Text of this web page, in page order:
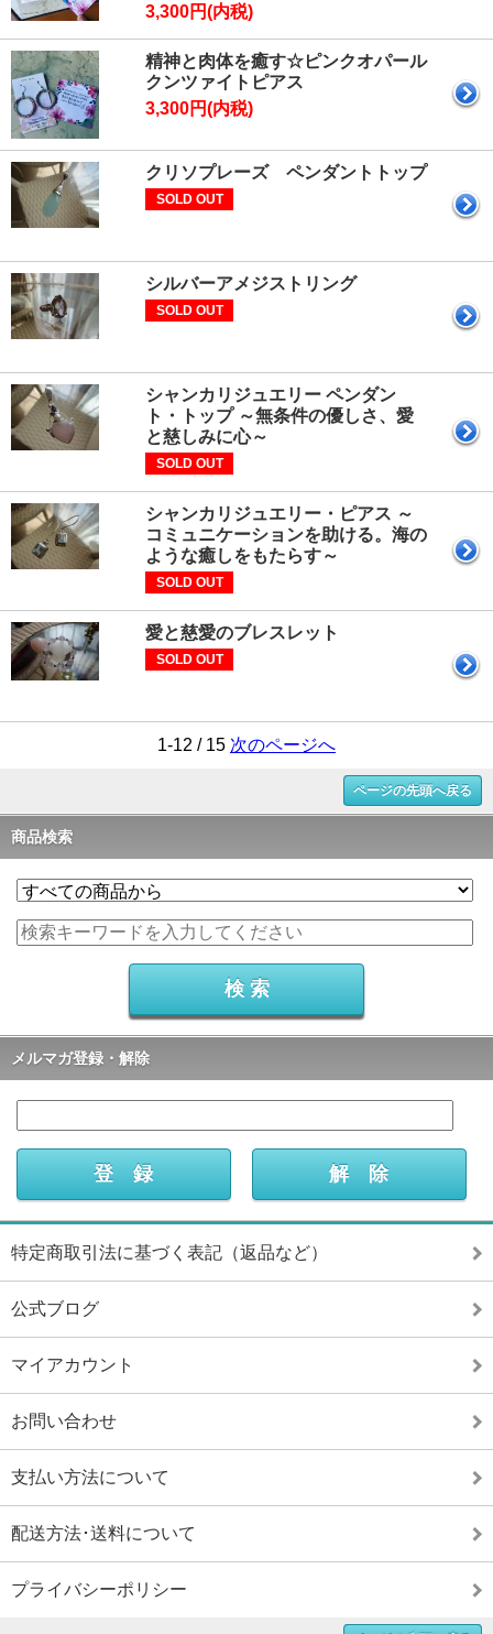
3,300円(内税)
精神と肉体を癒す☆ピンクオパール
クンツァイトピアス
3,300円(内税)
クリソプレーズ ペンダントトップ
SOLD OUT
シルバーアメジストリング
SOLD OUT
シャンカリジュエリー ペンダン
ト・トップ ～無条件の優しさ、愛
と慈しみに心～
SOLD OUT
シャンカリジュエリー・ピアス ～
コミュニケーションを助ける。海の
ような癒しをもたらす～
SOLD OUT
愛と慈愛のブレスレット
SOLD OUT
1-12 / 15 次のページへ
ページの先頭へ戻る
商品検索
メルマガ登録・解除
特定商取引法に基づく表記（返品など）
公式ブログ
マイアカウント
お問い合わせ
支払い方法について
配送方法･送料について
プライバシーポリシー